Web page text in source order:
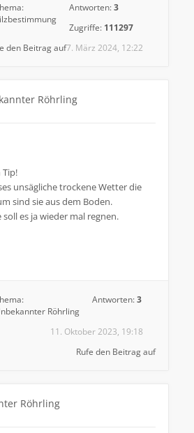
Antworten:3
Zugriffe: 111297
7. März 2024, 12:22
den Beitrag auf
Röhrling
Tip!
unsägliche trockene Wetter die
sind sie aus dem Boden.
es ja wieder mal regnen.
Röhrling
Antworten:3
11. Oktober 2023, 19:18
Rufe den Beitrag auf
Röhrling